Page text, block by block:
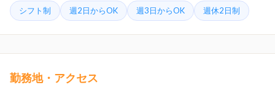
シフト制 週2日からOK 週3日からOK 週休2日制
勤務地・アクセス